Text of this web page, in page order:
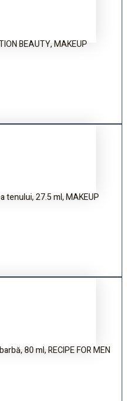
BEAUTY, MAKEUP
27.5 ml, MAKEUP
80 ml, RECIPE FOR MEN